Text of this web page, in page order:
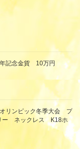
記念金貨 10万円
リンピック冬季大会 プ
ネックレス K18ホ